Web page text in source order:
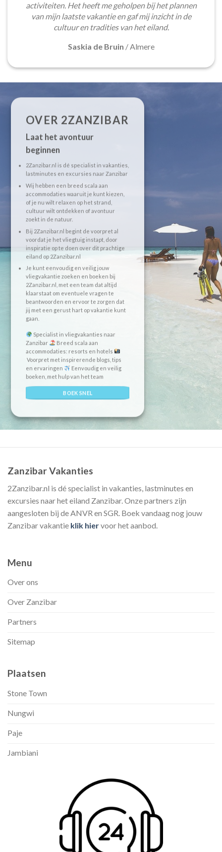
activiteiten. Het heeft me geholpen bij het plannen
van mijn laatste vakantie en gaf mij inzicht in de
cultuur en tradities van het eiland.
Saskia de Bruin /Almere
OVER 2ZANZIBAR
Laat het avontuur
beginnen
2Zanzibar.nl is dé specialist in vakanties,
lastminutes en excursies naar Zanzibar
Wij hebben een breed scala aan
accommodaties waaruit je kunt kiezen,
of je nu wilt relaxen op het strand,
cultuur wilt ontdekken of avontuur
zoekt in de natuur.
Bij 2Zanzibar.nl begint de voorpret al
voordat je het vliegtuig instapt, door
inspiratie op te doen over dit prachtige
eiland op 2Zanzibar.nl
Je kunt eenvoudig en veilig jouw
vliegvakantie zoeken en boeken bij
2Zanzibar.nl, met een team dat altijd
klaarstaat om eventuele vragen te
beantwoorden en ervoor te zorgen dat
jij met een gerust hart op vakantie kunt
gaan.
Specialist in vliegvakanties naar
Zanzibar
Breed scala aan
accommodaties: resorts en hotels
Voorpret met inspirerende blogs, tips
en ervaringen
Eenvoudig en veilig
boeken, met hulp van het team
BOEK SNEL
Zanzibar Vakanties
2Zanzibar.nl is dé specialist in vakanties, lastminutes en
excursies naar het eiland Zanzibar. Onze partners zijn
aangesloten bij de ANVR en SGR. Boek vandaag nog jouw
Zanzibar vakantie klik hiervoor het aanbod.
Menu
Over ons
Over Zanzibar
Partners
Sitemap
Plaatsen
Stone Town
Nungwi
Paje
Jambiani